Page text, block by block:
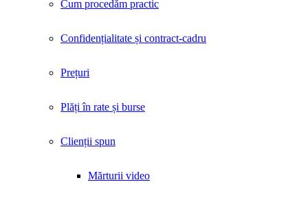
Cum procedăm practic
Confidențialitate și contract-cadru
Prețuri
Plăți în rate și burse
Clienții spun
Mărturii video